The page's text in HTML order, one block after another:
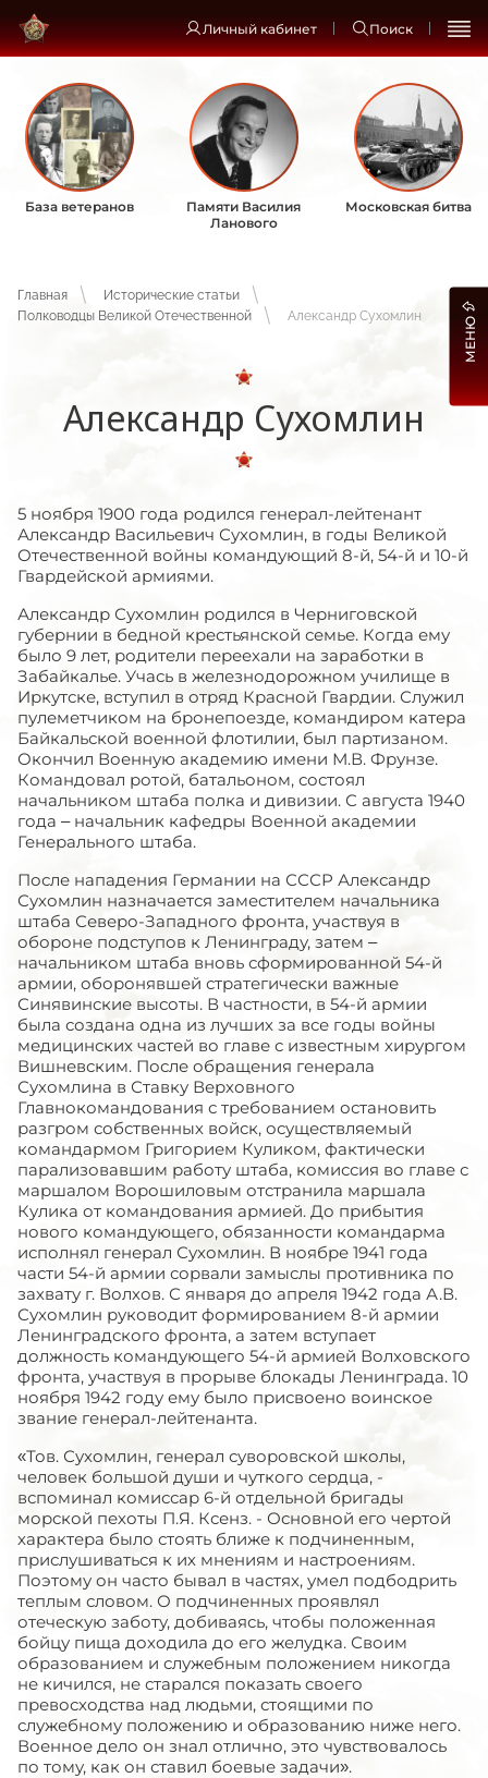
Личный кабинет Поиск
База ветеранов
Памяти Василия
Ланового
Московская битва
Главная
Исторические статьи
Полководцы Великой Отечественной
Александр Сухомлин
Александр Сухомлин
5 ноября 1900 года родился генерал-лейтенант
Александр Васильевич Сухомлин, в годы Великой
Отечественной войны командующий 8-й, 54-й и 10-й
Гвардейской армиями.
Александр Сухомлин родился в Черниговской
губернии в бедной крестьянской семье. Когда ему
было 9 лет, родители переехали на заработки в
Забайкалье. Учась в железнодорожном училище в
Иркутске, вступил в отряд Красной Гвардии. Служил
пулеметчиком на бронепоезде, командиром катера
Байкальской военной флотилии, был партизаном.
Окончил Военную академию имени М.В. Фрунзе.
Командовал ротой, батальоном, состоял
начальником штаба полка и дивизии. С августа 1940
года – начальник кафедры Военной академии
Генерального штаба.
После нападения Германии на СССР Александр
Сухомлин назначается заместителем начальника
штаба Северо-Западного фронта, участвуя в
обороне подступов к Ленинграду, затем –
начальником штаба вновь сформированной 54-й
армии, оборонявшей стратегически важные
Синявинские высоты. В частности, в 54-й армии
была создана одна из лучших за все годы войны
медицинских частей во главе с известным хирургом
Вишневским. После обращения генерала
Сухомлина в Ставку Верховного
Главнокомандования с требованием остановить
разгром собственных войск, осуществляемый
командармом Григорием Куликом, фактически
парализовавшим работу штаба, комиссия во главе с
маршалом Ворошиловым отстранила маршала
Кулика от командования армией. До прибытия
нового командующего, обязанности командарма
исполнял генерал Сухомлин. В ноябре 1941 года
части 54-й армии сорвали замыслы противника по
захвату г. Волхов. С января до апреля 1942 года А.В.
Сухомлин руководит формированием 8-й армии
Ленинградского фронта, а затем вступает
должность командующего 54-й армией Волховского
фронта, участвуя в прорыве блокады Ленинграда. 10
ноября 1942 году ему было присвоено воинское
звание генерал-лейтенанта.
«Тов. Сухомлин, генерал суворовской школы,
человек большой души и чуткого сердца, -
вспоминал комиссар 6-й отдельной бригады
морской пехоты П.Я. Ксенз. - Основной его чертой
характера было стоять ближе к подчиненным,
прислушиваться к их мнениям и настроениям.
Поэтому он часто бывал в частях, умел подбодрить
теплым словом. О подчиненных проявлял
отеческую заботу, добиваясь, чтобы положенная
бойцу пища доходила до его желудка. Своим
образованием и служебным положением никогда
не кичился, не старался показать своего
превосходства над людьми, стоящими по
служебному положению и образованию ниже него.
Военное дело он знал отлично, это чувствовалось
по тому, как он ставил боевые задачи».
МЕНЮ